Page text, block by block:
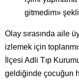
gitmedim»
Olay sırasında aile
izlemek için
İlçesi Adli Tıp
geldiğinde çocuğun